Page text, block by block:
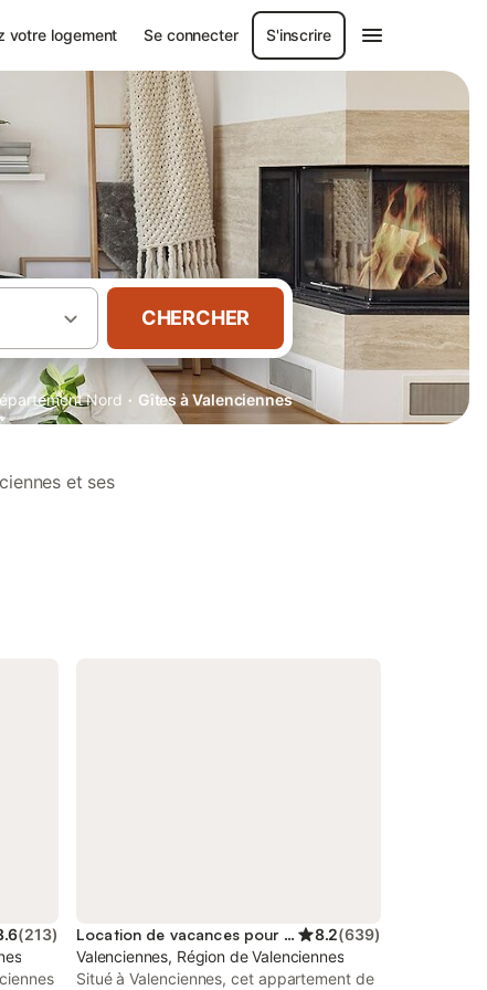
votre logement Se connecter S'inscrire
CHERCHER
Nord · Gîtes à Valenciennes
et ses
(213)
Location de vacances pour 4 personnes 8.2(639)
Valenciennes, Région de Valenciennes
Situé à Valenciennes, cet appartement de